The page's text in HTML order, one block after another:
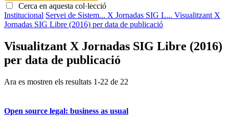
Cerca en aquesta col·lecció
Institucional Servei de Sistem... X Jornadas SIG L... Visualitzant X
Jornadas SIG Libre (2016) per data de publicació
Visualitzant X Jornadas SIG Libre (2016)
per data de publicació
Ara es mostren els resultats 1-22 de 22
Open source legal: business as usual